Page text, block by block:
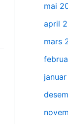
mai
april
mars